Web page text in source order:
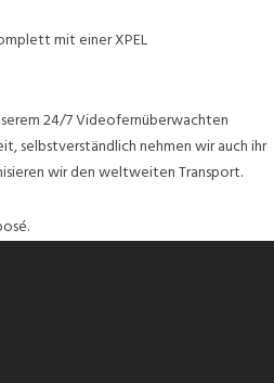
mit einer XPEL
24/7 Videofernüberwachten
selbstverständlich nehmen wir auch ihr
wir den weltweiten Transport.